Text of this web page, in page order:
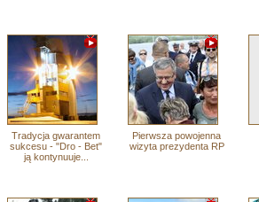
Tradycja gwarantem
sukcesu - "Dro - Bet"
ją kontynuuje...
Pierwsza powojenna
wizyta prezydenta RP